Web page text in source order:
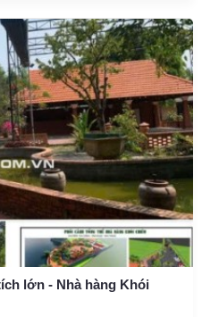
lớn - Nhà hàng Khói